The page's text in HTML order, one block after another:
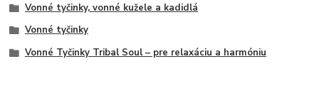
Vonné tyčinky, vonné kužele a kadidlá
Vonné tyčinky
Vonné Tyčinky Tribal Soul – pre relaxáciu a harmóniu